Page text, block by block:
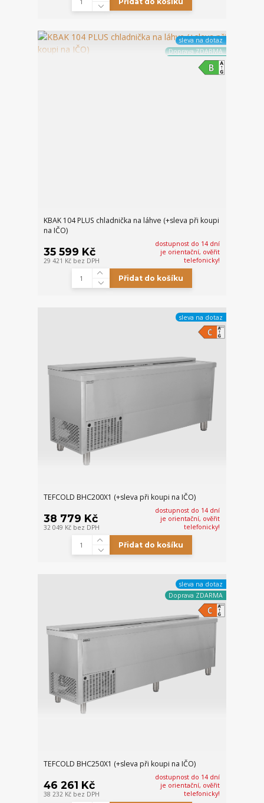
sleva na dotaz
Doprava ZDARMA
KBAK 104 PLUS chladnička na láhve (+sleva při koupi
na IČO)
35 599 Kč
29 421 Kč bez DPH
dostupnost do 14 dní
je orientační, ověřit
telefonicky!
Přidat do košíku
sleva na dotaz
TEFCOLD BHC200X1 (+sleva při koupi na IČO)
38 779 Kč
32 049 Kč bez DPH
dostupnost do 14 dní
je orientační, ověřit
telefonicky!
Přidat do košíku
sleva na dotaz
Doprava ZDARMA
TEFCOLD BHC250X1 (+sleva při koupi na IČO)
46 261 Kč
38 232 Kč bez DPH
dostupnost do 14 dní
je orientační, ověřit
telefonicky!